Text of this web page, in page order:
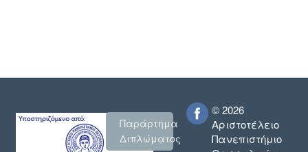
Παράρτημα
Διπλώματος
© 2026
Αριστοτέλειο
Πανεπιστήμιο